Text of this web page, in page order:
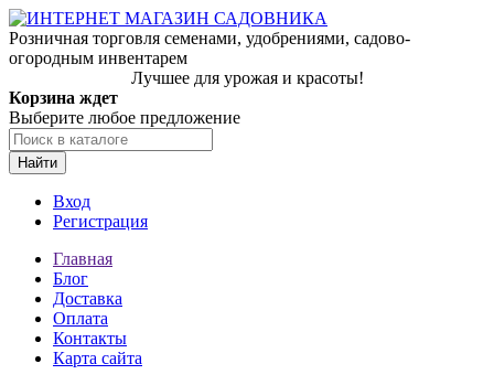
Розничная торговля семенами, удобрениями, садово-
огородным инвентарем
Лучшее для урожая и красоты!
Корзина ждет
Выберите любое предложение
Найти
Вход
Регистрация
Главная
Блог
Доставка
Оплата
Контакты
Карта сайта